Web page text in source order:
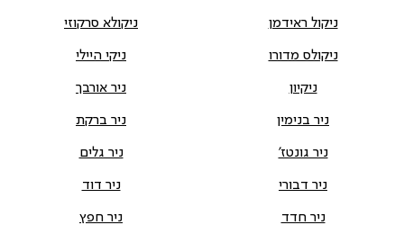
ניקול ראידמן ניקולא סרקוזי
ניקולס מדורו ניקי היילי
ניקיון ניר אורבך
ניר בנימין ניר ברקת
ניר גונטז' ניר גלים
ניר דבורי ניר דוד
ניר חדד ניר חפץ